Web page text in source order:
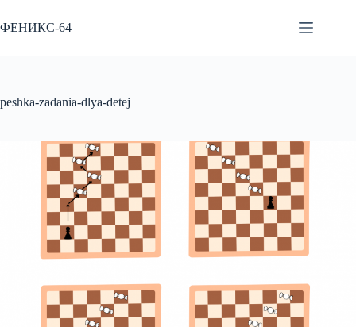
к
сути
ФЕНИКС-64
peshka-zadania-dlya-detej